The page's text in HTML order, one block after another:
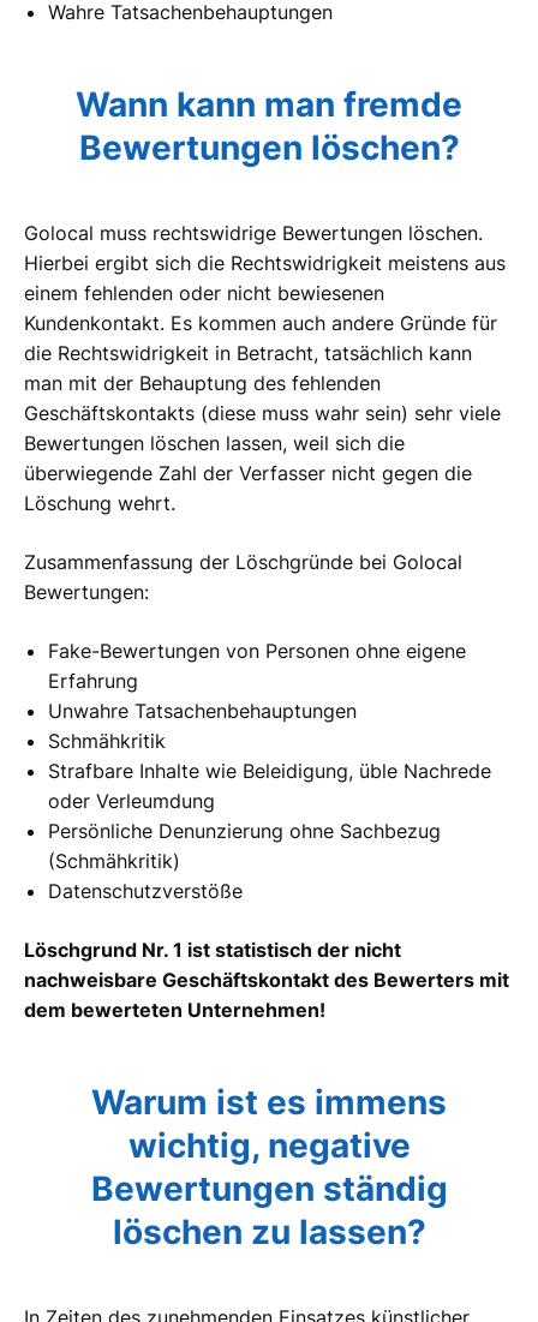
Wahre Tatsachenbehauptungen
Wann kann man fremde
Bewertungen löschen?
Golocal muss rechtswidrige Bewertungen löschen.
Hierbei ergibt sich die Rechtswidrigkeit meistens aus
einem fehlenden oder nicht bewiesenen
Kundenkontakt. Es kommen auch andere Gründe für
die Rechtswidrigkeit in Betracht, tatsächlich kann
man mit der Behauptung des fehlenden
Geschäftskontakts (diese muss wahr sein) sehr viele
Bewertungen löschen lassen, weil sich die
überwiegende Zahl der Verfasser nicht gegen die
Löschung wehrt.
Zusammenfassung der Löschgründe bei Golocal
Bewertungen:
Fake-Bewertungen von Personen ohne eigene
Erfahrung
Unwahre Tatsachenbehauptungen
Schmähkritik
Strafbare Inhalte wie Beleidigung, üble Nachrede
oder Verleumdung
Persönliche Denunzierung ohne Sachbezug
(Schmähkritik)
Datenschutzverstöße
Löschgrund Nr. 1 ist statistisch der nicht
nachweisbare Geschäftskontakt des Bewerters mit
dem bewerteten Unternehmen!
Warum ist es immens
wichtig, negative
Bewertungen ständig
löschen zu lassen?
In Zeiten des zunehmenden Einsatzes künstlicher